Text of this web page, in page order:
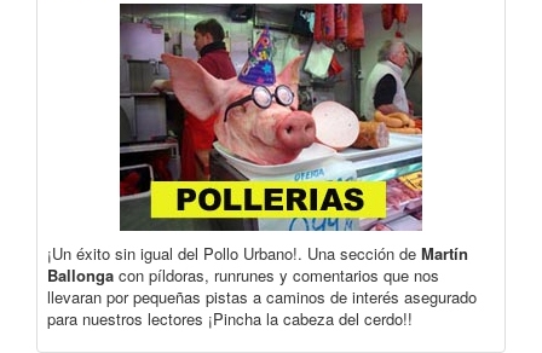
¡Un éxito sin igual del Pollo Urbano!. Una sección de Martín
Ballonga con píldoras, runrunes y comentarios que nos
llevaran por pequeñas pistas a caminos de interés asegurado
para nuestros lectores ¡Pincha la cabeza del cerdo!!